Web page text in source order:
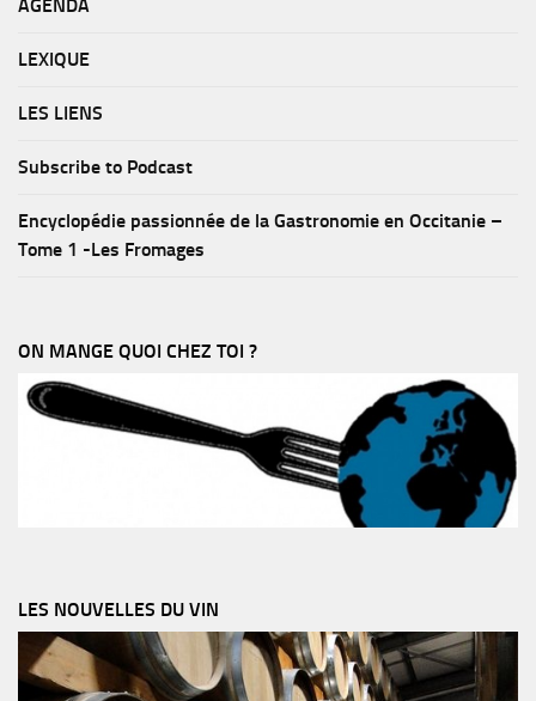
AGENDA
LEXIQUE
LES LIENS
Subscribe to Podcast
Encyclopédie passionnée de la Gastronomie en Occitanie –
Tome 1 -Les Fromages
ON MANGE QUOI CHEZ TOI ?
LES NOUVELLES DU VIN